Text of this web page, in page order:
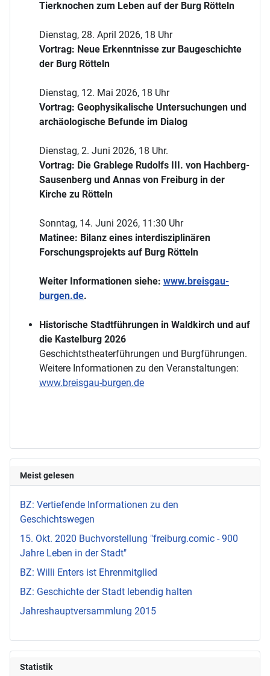
Tierknochen zum Leben auf der Burg Rötteln
Dienstag, 28. April 2026, 18 Uhr
Vortrag: Neue Erkenntnisse zur Baugeschichte
der Burg Rötteln
Dienstag, 12. Mai 2026, 18 Uhr
Vortrag: Geophysikalische Untersuchungen und
archäologische Befunde im Dialog
Dienstag, 2. Juni 2026, 18 Uhr.
Vortrag: Die Grablege Rudolfs III. von Hachberg-
Sausenberg und Annas von Freiburg in der
Kirche zu Rötteln
Sonntag, 14. Juni 2026, 11:30 Uhr
Matinee: Bilanz eines interdisziplinären
Forschungsprojekts auf Burg Rötteln
Weiter Informationen siehe: www.breisgau-
burgen.de.
Historische Stadtführungen in Waldkirch und auf
die Kastelburg 2026
Geschichtstheaterführungen und Burgführungen.
Weitere Informationen zu den Veranstaltungen:
www.breisgau-burgen.de
Meist gelesen
BZ: Vertiefende Informationen zu den
Geschichtswegen
15. Okt. 2020 Buchvorstellung "freiburg.comic - 900
Jahre Leben in der Stadt"
BZ: Willi Enters ist Ehrenmitglied
BZ: Geschichte der Stadt lebendig halten
Jahreshauptversammlung 2015
Statistik